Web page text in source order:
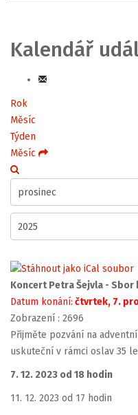
Kalendář
Rok
Měsíc
Týden
Měsíc
Koncert Petra Šejvla - Sbor
Datum konání: čtvrtek, 7.
Zobrazení : 2696
Přijměte pozvání na
uskuteční v rámci oslav 35
7. 12. 2023 od 18 hodin
11. 12. 2023 od 17 hodin